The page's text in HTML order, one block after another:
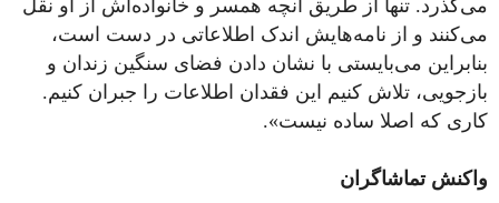
می‌گذرد. تنها از طریق آنچه همسر و خانواده‌اش از او نقل
می‌کنند و از نامه‌هایش اندک اطلاعاتی در دست است،
بنابراین می‌بایستی با نشان دادن فضای سنگین زندان و
بازجویی، تلاش کنیم این فقدان اطلاعات را جبران کنیم.
کاری که اصلا ساده نیست».
واکنش تماشاگران